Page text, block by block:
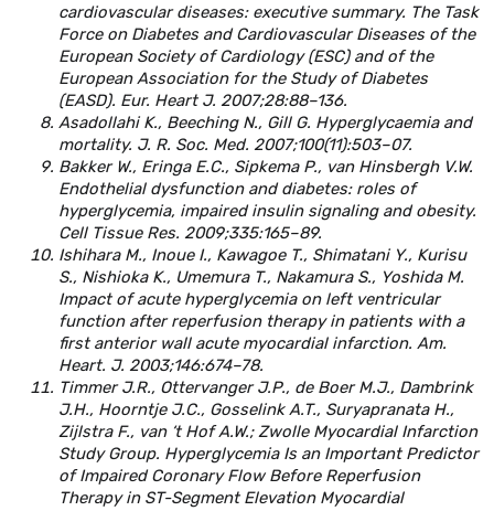
cardiovascular diseases: executive summary. The Task
Force on Diabetes and Cardiovascular Diseases of the
European Society of Cardiology (ESC) and of the
European Association for the Study of Diabetes
(EASD). Eur. Heart J. 2007;28:88–136.
Asadollahi K., Beeching N., Gill G. Hyperglycaemia and
mortality. J. R. Soc. Med. 2007;100(11):503–07.
Bakker W., Eringa E.C., Sipkema P., van Hinsbergh V.W.
Endothelial dysfunction and diabetes: roles of
hyperglycemia, impaired insulin signaling and obesity.
Cell Tissue Res. 2009;335:165–89.
Ishihara M., Inoue I., Kawagoe T., Shimatani Y., Kurisu
S., Nishioka K., Umemura T., Nakamura S., Yoshida M.
Impact of acute hyperglycemia on left ventricular
function after reperfusion therapy in patients with a
first anterior wall acute myocardial infarction. Am.
Heart. J. 2003;146:674–78.
Timmer J.R., Ottervanger J.P., de Boer M.J., Dambrink
J.H., Hoorntje J.C., Gosselink A.T., Suryapranata H.,
Zijlstra F., van ‘t Hof A.W.; Zwolle Myocardial Infarction
Study Group. Hyperglycemia Is an Important Predictor
of Impaired Coronary Flow Before Reperfusion
Therapy in ST-Segment Elevation Myocardial